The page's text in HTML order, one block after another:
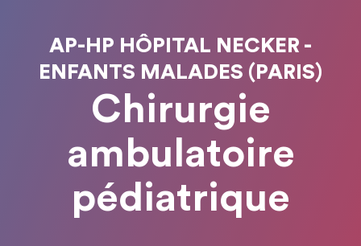
AP-HP HÔPITAL NECKER -
ENFANTS MALADES (PARIS)
Chirurgie
ambulatoire
pédiatrique